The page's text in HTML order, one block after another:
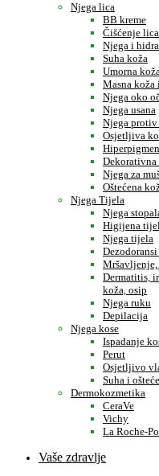
Njega lica
BB kreme
Čišćenje lica
Njega i
Suha koža
Umorna
Masna koža
Njega oko
Njega usana
Njega protiv
Osjetljiva
Njega za
Oštećena
Njega Tijela
Njega
Higijena
Njega tijela
Dermatitis,
koža, osip
Njega ruku
Depilacija
Njega kose
Ispadanje
Perut
Osjetljivo
Suha i
Dermokozmetika
CeraVe
Vichy
La Roche-
Vaše zdravlje